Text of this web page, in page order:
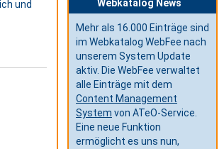
und
Webkatalog News
Mehr als 16.000 Einträge sind
im Webkatalog WebFee nach
unserem System Update
aktiv. Die WebFee verwaltet
alle Einträge mit dem
Content Management
System von ATeO-Service.
Eine neue Funktion
ermöglicht es uns nun,